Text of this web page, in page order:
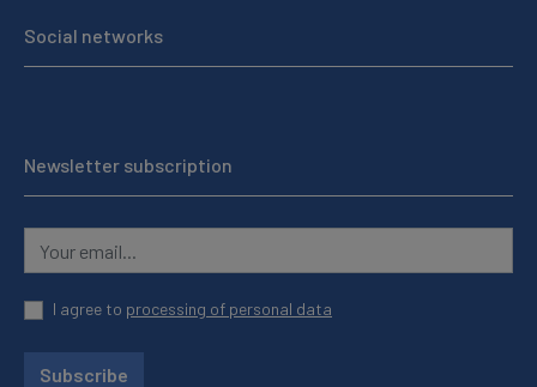
Social networks
Newsletter subscription
I agree to processing of personal data
Subscribe